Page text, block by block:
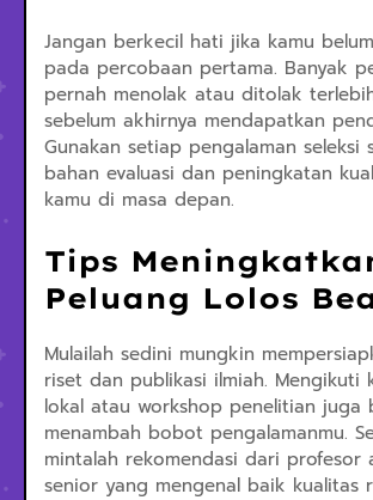
Jangan berkecil hati jika kamu
pada percobaan pertama. Banyak
pernah menolak atau ditolak
sebelum akhirnya mendapatkan
Gunakan setiap pengalaman seleksi
bahan evaluasi dan peningkatan
kamu di masa depan.
Tips
Peluang Lolos
Mulailah sedini mungkin
riset dan publikasi ilmiah. Mengikuti
lokal atau workshop penelitian juga
menambah bobot pengalamanmu.
mintalah rekomendasi dari profesor
senior yang mengenal baik kualitas